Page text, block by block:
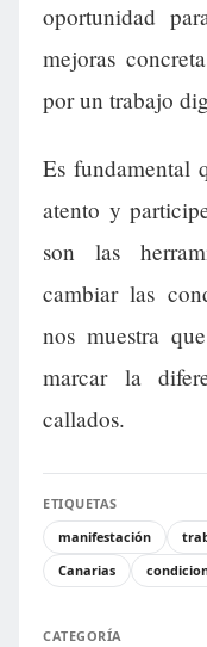
oportunidad
mejoras
por un trabajo
Es fundamental
atento y
son las
cambiar las
nos muestra
marcar la
callados.
ETIQUETAS
manifestación
Canarias
CATEGORÍA